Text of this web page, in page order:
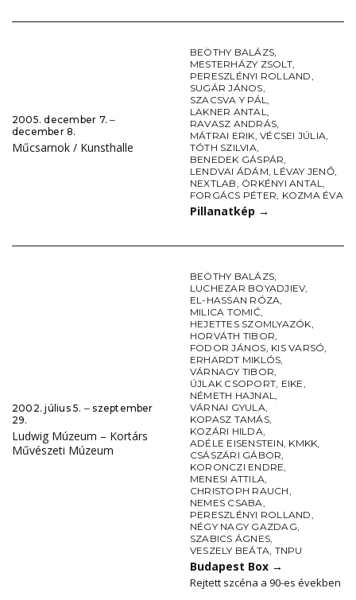
2005. december 7. ‒
december 8.
Műcsarnok / Kunsthalle
BEÖTHY BALÁZS,
MESTERHÁZY ZSOLT,
PERESZLÉNYI ROLLAND,
SUGÁR JÁNOS,
SZACSVA Y PÁL,
LAKNER ANTAL,
RAVASZ ANDRÁS,
MÁTRAI ERIK,VÉCSEI JÚLIA,
TÓTH SZILVIA,
BENEDEK GÁSPÁR,
LENDVAI ÁDÁM, LÉVAY JENŐ,
NEXTLAB, ÖRKÉNYI ANTAL,
FORGÁCS PÉTER, KOZMA ÉVA
Pillanatkép →
2002. július 5. ‒ szeptember
29.
Ludwig Múzeum – Kortárs
Művészeti Múzeum
BEÖTHY BALÁZS,
LUCHEZAR BOYADJIEV,
EL-HASSAN RÓZA,
MILICA TOMIĆ,
HEJETTES SZOMLYAZÓK,
HORVÁTH TIBOR,
FODOR JÁNOS, KIS VARSÓ,
ERHARDT MIKLÓS,
VÁRNAGY TIBOR,
ÚJLAK CSOPORT, EIKE,
NÉMETH HAJNAL,
VÁRNAI GYULA,
KOPASZ TAMÁS,
KOZÁRI HILDA,
ADÉLE EISENSTEIN, KMKK,
CSÁSZÁRI GÁBOR,
KORONCZI ENDRE,
MENESI ATTILA,
CHRISTOPH RAUCH,
NEMES CSABA,
PERESZLÉNYI ROLLAND,
NÉGY NAGY GAZDAG,
SZABICS ÁGNES,
VESZELY BEÁTA, TNPU
Budapest Box →
Rejtett szcéna a 90-es években